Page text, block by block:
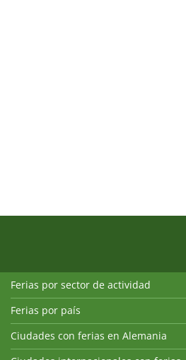
Ferias por sector de actividad
Ferias por país
Ciudades con ferias en Alemania